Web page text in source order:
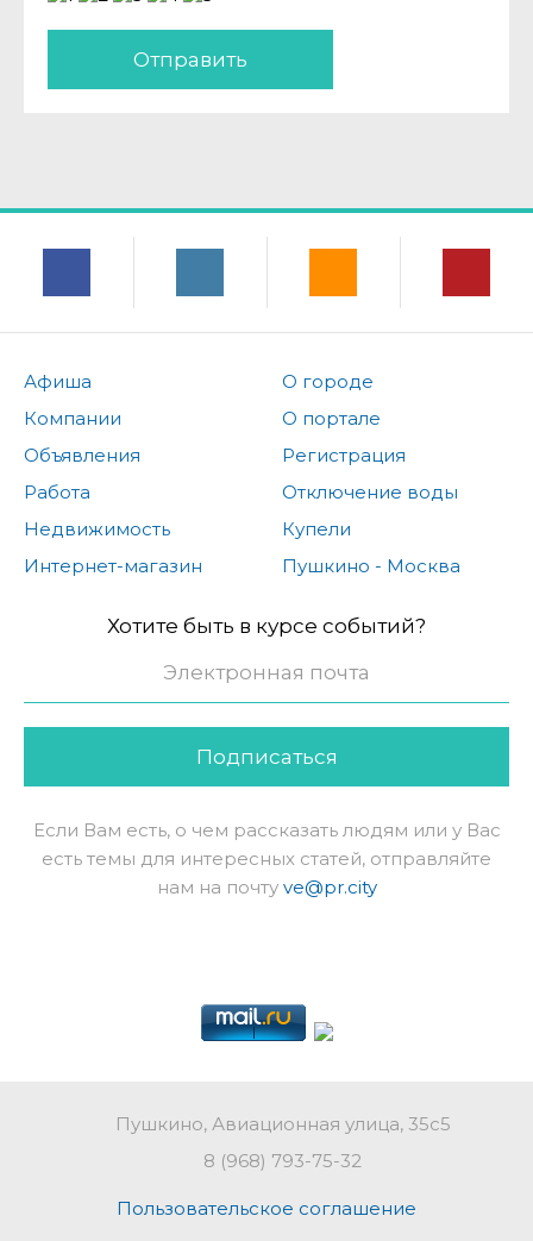
Отправить
Афиша
Компании
Объявления
Работа
Недвижимость
Интернет-магазин
О городе
О портале
Регистрация
Отключение воды
Купели
Пушкино - Москва
Хотите быть в курсе событий?
Подписаться
Если Вам есть, о чем рассказать людям или у Вас
есть темы для интересных статей, отправляйте
нам на почту ve@pr.city
Пушкино, Авиационная улица, 35с5
8 (968) 793-75-32
Пользовательское соглашение